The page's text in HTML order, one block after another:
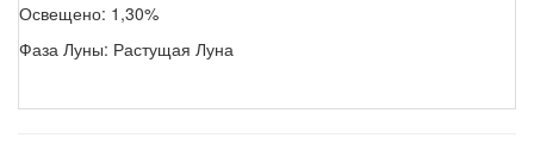
Освещено: 1,30%
Фаза Луны: Растущая Луна